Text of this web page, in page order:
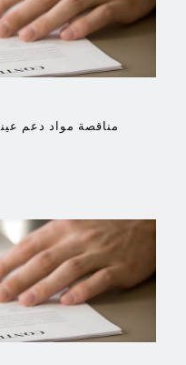
مناقصة مواد دعم